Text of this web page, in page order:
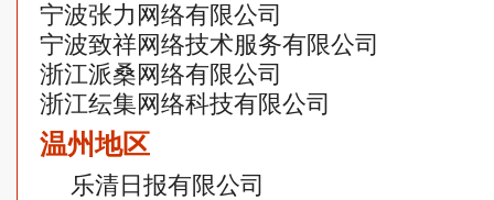
宁波张力网络有限公司
宁波致祥网络技术服务有限公司
浙江派桑网络有限公司
浙江纭集网络科技有限公司
温州地区
乐清日报有限公司